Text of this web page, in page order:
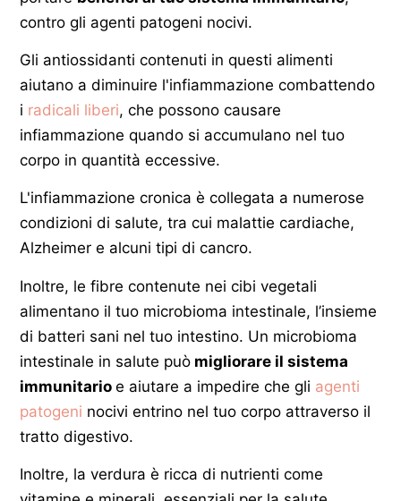
contro gli agenti patogeni nocivi.
Gli antiossidanti contenuti in questi alimenti
aiutano a diminuire l'infiammazione combattendo
i radicali liberi, che possono causare
infiammazione quando si accumulano nel tuo
corpo in quantità eccessive.
L'infiammazione cronica è collegata a numerose
condizioni di salute, tra cui malattie cardiache,
Alzheimer e alcuni tipi di cancro.
Inoltre, le fibre contenute nei cibi vegetali
alimentano il tuo microbioma intestinale, l’insieme
di batteri sani nel tuo intestino. Un microbioma
intestinale in salute può migliorare il sistema
immunitario e aiutare a impedire che gli agenti
patogeni nocivi entrino nel tuo corpo attraverso il
tratto digestivo.
Inoltre, la verdura è ricca di nutrienti come